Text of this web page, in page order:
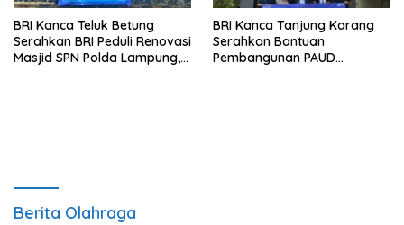
BRI Kanca Teluk Betung
Serahkan BRI Peduli Renovasi
Masjid SPN Polda Lampung,
BRI Kanca Tanjung Karang
Serahkan Bantuan
Pembangunan PAUD
Berita Olahraga